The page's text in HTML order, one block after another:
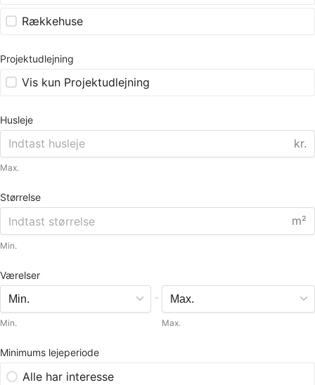
Rækkehuse
Projektudlejning
Vis kun Projektudlejning
Husleje
kr.
Max.
Størrelse
m²
Min.
Værelser
Min.
-
Max.
Minimums lejeperiode
Alle har interesse